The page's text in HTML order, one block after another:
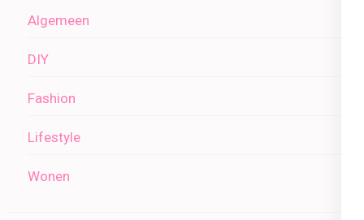
Algemeen
DIY
Fashion
Lifestyle
Wonen